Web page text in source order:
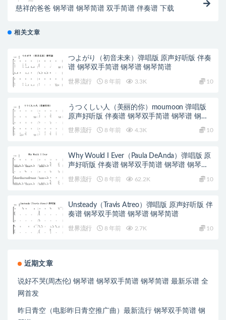
慈祥的爸爸 钢琴谱 钢琴简谱 双手简谱 伴奏谱 下载
相关文章
つよがり（初音未来）弹唱版 原声好听版 伴奏
谱 钢琴双手简谱 钢琴谱 钢琴简谱
世界流行 8 年前 3.3K 10
うつくしい人（美丽的你）moumoon 弹唱版
原声好听版 伴奏谱 钢琴双手简谱 钢琴谱 钢琴
世界流行 8 年前 4.3K 10
Why Would I Ever（Paula DeAnda）弹唱版 原
声好听版 伴奏谱 钢琴双手简谱 钢琴谱 钢琴简
世界流行 8 年前 62.2K 10
Unsteady（Travis Atreo）弹唱版 原声好听版 伴
奏谱 钢琴双手简谱 钢琴谱 钢琴简谱
世界流行 8 年前 2.7K 10
近期文章
说好不哭(周杰伦) 钢琴谱 钢琴双手简谱 钢琴简谱 最新乐谱 全
网首发
昨日青空（电影昨日青空推广曲）最新流行 钢琴双手简谱 钢